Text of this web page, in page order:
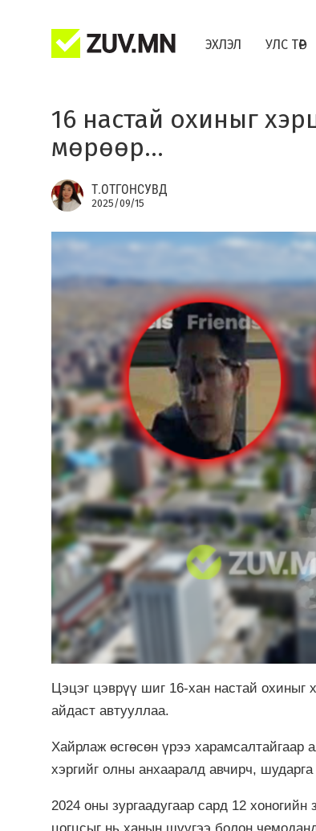
ЭХЛЭЛ УЛС ТӨР
16 настай охиныг
мөрөөр...
Т.ОТГОНСУВД
2025/09/15
Цэцэг цэврүү шиг 16-хан настай охиныг
айдаст автууллаа.
Хайрлаж өсгөсөн үрээ
хэргийг олны анхааралд авчирч,
2024 оны зургаадугаар сард 12